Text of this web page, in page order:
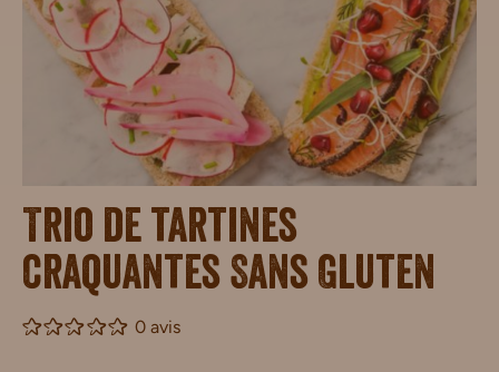
Trio de tartines
craquantes Sans Gluten
0 avis